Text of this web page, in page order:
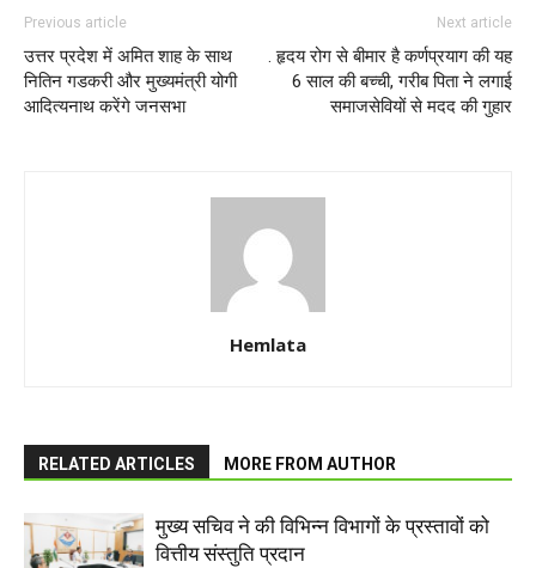
Previous article
उत्तर प्रदेश में अमित शाह के साथ
नितिन गडकरी और मुख्यमंत्री योगी
आदित्यनाथ करेंगे जनसभा
Next article
. हृदय रोग से बीमार है कर्णप्रयाग की यह
6 साल की बच्ची, गरीब पिता ने लगाई
समाजसेवियों से मदद की गुहार
Hemlata
RELATED ARTICLES MORE FROM AUTHOR
मुख्य सचिव ने की विभिन्न विभागों के प्रस्तावों को
वित्तीय संस्तुति प्रदान